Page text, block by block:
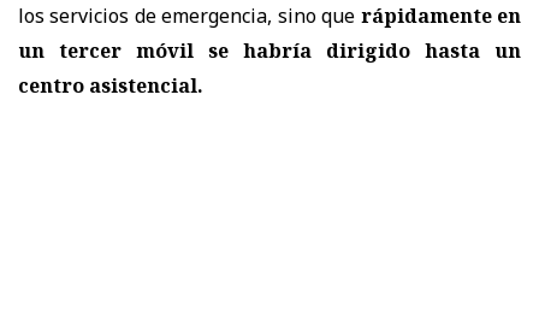
los servicios de emergencia, sino que rápidamente en
un tercer móvil se habría dirigido hasta un
centro asistencial.